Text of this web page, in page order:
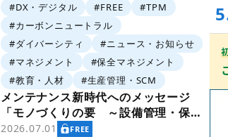
#DX・デジタル #FREE
#TPM
#カーボンニュートラル
#ダイバーシティ
#ニュース・お知らせ
#マネジメント
#保全マネジメント
#教育・人材
#生産管理・SCM
メンテナンス新時代へのメッセージ
「モノづくりの要 ～設備管理・保全
と価値創造～」
2026.07.01 FREE